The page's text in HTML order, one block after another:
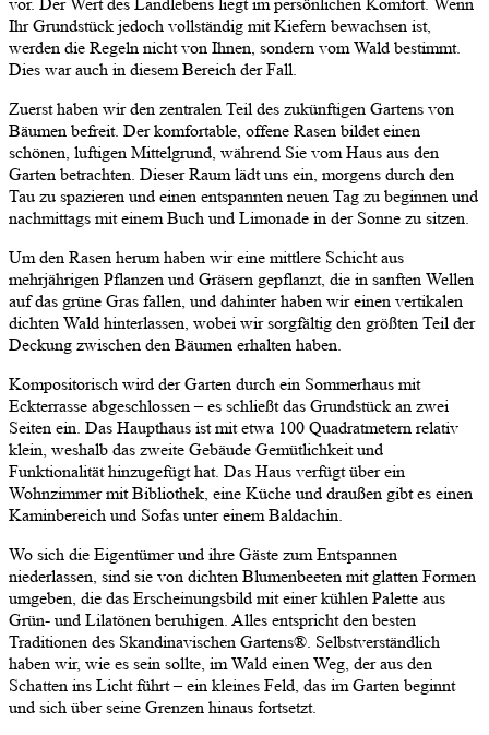
vor. Der Wert des Landlebens liegt im persönlichen Komfort. Wenn
Ihr Grundstück jedoch vollständig mit Kiefern bewachsen ist,
werden die Regeln nicht von Ihnen, sondern vom Wald bestimmt.
Dies war auch in diesem Bereich der Fall.
Zuerst haben wir den zentralen Teil des zukünftigen Gartens von
Bäumen befreit. Der komfortable, offene Rasen bildet einen
schönen, luftigen Mittelgrund, während Sie vom Haus aus den
Garten betrachten. Dieser Raum lädt uns ein, morgens durch den
Tau zu spazieren und einen entspannten neuen Tag zu beginnen und
nachmittags mit einem Buch und Limonade in der Sonne zu sitzen.
Um den Rasen herum haben wir eine mittlere Schicht aus
mehrjährigen Pflanzen und Gräsern gepflanzt, die in sanften Wellen
auf das grüne Gras fallen, und dahinter haben wir einen vertikalen
dichten Wald hinterlassen, wobei wir sorgfältig den größten Teil der
Deckung zwischen den Bäumen erhalten haben.
Kompositorisch wird der Garten durch ein Sommerhaus mit
Eckterrasse abgeschlossen – es schließt das Grundstück an zwei
Seiten ein. Das Haupthaus ist mit etwa 100 Quadratmetern relativ
klein, weshalb das zweite Gebäude Gemütlichkeit und
Funktionalität hinzugefügt hat. Das Haus verfügt über ein
Wohnzimmer mit Bibliothek, eine Küche und draußen gibt es einen
Kaminbereich und Sofas unter einem Baldachin.
Wo sich die Eigentümer und ihre Gäste zum Entspannen
niederlassen, sind sie von dichten Blumenbeeten mit glatten Formen
umgeben, die das Erscheinungsbild mit einer kühlen Palette aus
Grün- und Lilatönen beruhigen. Alles entspricht den besten
Traditionen des Skandinavischen Gartens®. Selbstverständlich
haben wir, wie es sein sollte, im Wald einen Weg, der aus den
Schatten ins Licht führt – ein kleines Feld, das im Garten beginnt
und sich über seine Grenzen hinaus fortsetzt.